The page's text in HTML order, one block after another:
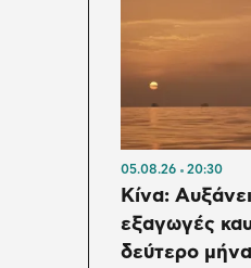
05.08.26 20:30
Κίνα:
εξαγωγές
δεύτερο